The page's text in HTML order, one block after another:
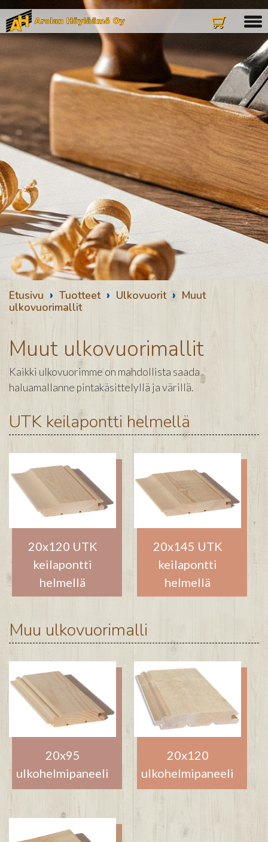
Etusivu › Tuotteet › Ulkovuorit › Muut
ulkovuorimallit
Muut ulkovuorimallit
Kaikki ulkovuorimme on mahdollista saada
haluamallanne pintakäsittelyllä ja värillä.
UTK keilapontti helmellä
20x120 UTK
keilapontti
helmellä
20x145 UTK
keilapontti
helmellä
Muu ulkovuorimalli
20x95
ulkohelmipaneeli
20x120
ulkohelmipaneeli